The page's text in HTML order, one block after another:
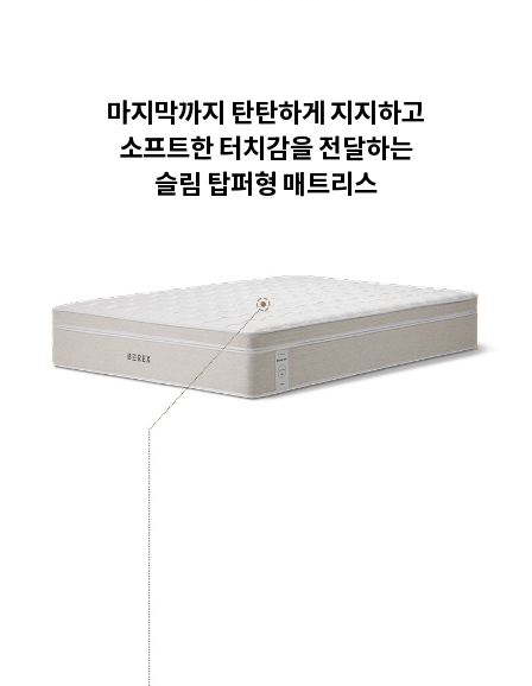
마지막까지 탄탄하게 지지하고
소프트한 터치감을 전달하는
슬림 탑퍼형 매트리스